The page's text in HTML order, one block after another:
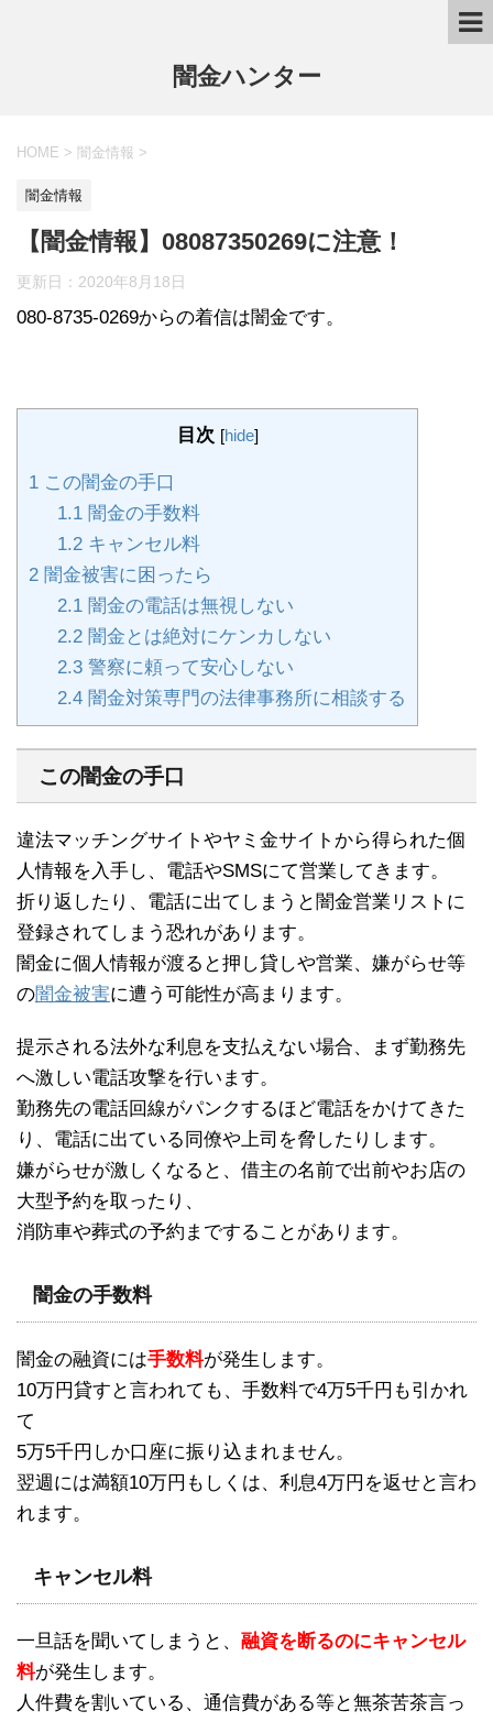
闇金ハンター
HOME > 闇金情報 >
闇金情報
【闇金情報】08087350269に注意！
更新日： 2020年8月18日
080-8735-0269からの着信は闇金です。
目次 [hide]
1 この闇金の手口
1.1闇金の手数料
1.2キャンセル料
2 闇金被害に困ったら
2.1闇金の電話は無視しない
2.2闇金とは絶対にケンカしない
2.3警察に頼って安心しない
2.4闇金対策専門の法律事務所に相談する
この闇金の手口
違法マッチングサイトやヤミ金サイトから得られた個
人情報を入手し、電話やSMSにて営業してきます。
折り返したり、電話に出てしまうと闇金営業リストに
登録されてしまう恐れがあります。
闇金に個人情報が渡ると押し貸しや営業、嫌がらせ等
の闇金被害に遭う可能性が高まります。
提示される法外な利息を支払えない場合、まず勤務先
へ激しい電話攻撃を行います。
勤務先の電話回線がパンクするほど電話をかけてきた
り、電話に出ている同僚や上司を脅したりします。
嫌がらせが激しくなると、借主の名前で出前やお店の
大型予約を取ったり、
消防車や葬式の予約まですることがあります。
闇金の手数料
闇金の融資には手数料が発生します。
10万円貸すと言われても、手数料で4万5千円も引かれ
て
5万5千円しか口座に振り込まれません。
翌週には満額10万円もしくは、利息4万円を返せと言わ
れます。
キャンセル料
一旦話を聞いてしまうと、 融資を断るのにキャンセル
料が発生します。
人件費を割いている、通信費がある等と無茶苦茶言っ